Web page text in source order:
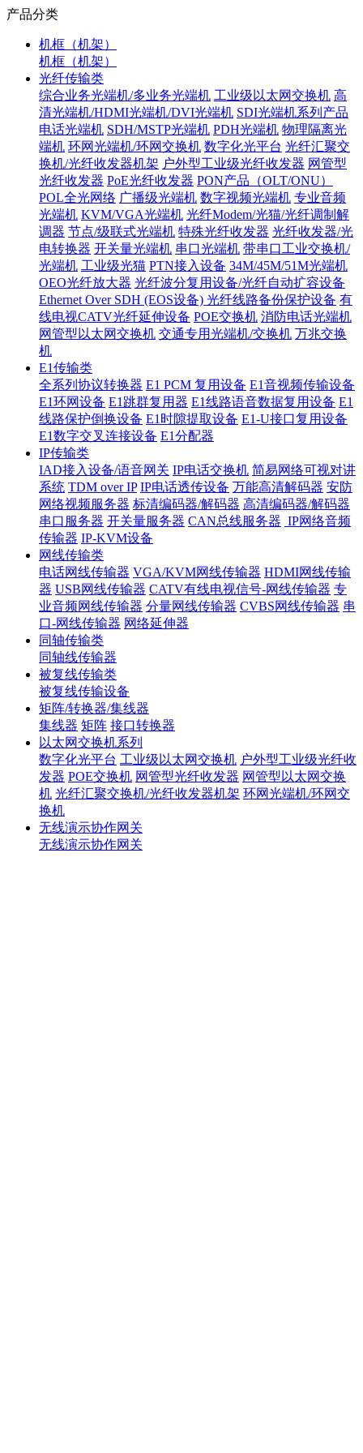
产品分类
机框（机架）
机框（机架）
光纤传输类
综合业务光端机/多业务光端机 工业级以太网交换机 高
清光端机/HDMI光端机/DVI光端机 SDI光端机系列产品
电话光端机 SDH/MSTP光端机 PDH光端机 物理隔离光
端机 环网光端机/环网交换机 数字化光平台 光纤汇聚交
换机/光纤收发器机架 户外型工业级光纤收发器 网管型
光纤收发器 PoE光纤收发器 PON产品（OLT/ONU）
POL全光网络 广播级光端机 数字视频光端机 专业音频
光端机 KVM/VGA光端机 光纤Modem/光猫/光纤调制解
调器 节点/级联式光端机 特殊光纤收发器 光纤收发器/光
电转换器 开关量光端机 串口光端机 带串口工业交换机/
光端机 工业级光猫 PTN接入设备 34M/45M/51M光端机
OEO光纤放大器 光纤波分复用设备/光纤自动扩容设备
Ethernet Over SDH (EOS设备) 光纤线路备份保护设备 有
线电视CATV光纤延伸设备 POE交换机 消防电话光端机
网管型以太网交换机 交通专用光端机/交换机 万兆交换
机
E1传输类
全系列协议转换器 E1 PCM 复用设备 E1音视频传输设备
E1环网设备 E1跳群复用器 E1线路语音数据复用设备 E1
线路保护倒换设备 E1时隙提取设备 E1-U接口复用设备
E1数字交叉连接设备 E1分配器
IP传输类
IAD接入设备/语音网关 IP电话交换机 简易网络可视对讲
系统 TDM over IP IP电话透传设备 万能高清解码器 安防
网络视频服务器 标清编码器/解码器 高清编码器/解码器
串口服务器 开关量服务器 CAN总线服务器 IP网络音频
传输器 IP-KVM设备
网线传输类
电话网线传输器 VGA/KVM网线传输器 HDMI网线传输
器 USB网线传输器 CATV有线电视信号-网线传输器 专
业音频网线传输器 分量网线传输器 CVBS网线传输器 串
口-网线传输器 网络延伸器
同轴传输类
同轴线传输器
被复线传输类
被复线传输设备
矩阵/转换器/集线器
集线器 矩阵 接口转换器
以太网交换机系列
数字化光平台 工业级以太网交换机 户外型工业级光纤收
发器 POE交换机 网管型光纤收发器 网管型以太网交换
机 光纤汇聚交换机/光纤收发器机架 环网光端机/环网交
换机
无线演示协作网关
无线演示协作网关